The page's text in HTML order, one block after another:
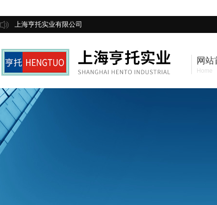
上海亨托实业有限公司
网站
Home